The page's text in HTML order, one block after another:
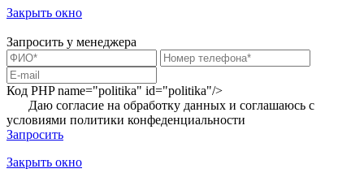
Закрыть окно
Запросить у менеджера
Код PHPname="politika" id="politika"/>
Даю согласие на обработку данных и соглашаюсь с
условиями политики конфеденциальности
Запросить
Закрыть окно